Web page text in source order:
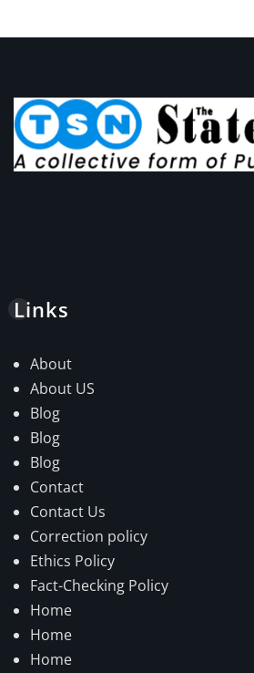
Links
About
About US
Blog
Blog
Blog
Contact
Contact Us
Correction policy
Ethics Policy
Fact-Checking Policy
Home
Home
Home